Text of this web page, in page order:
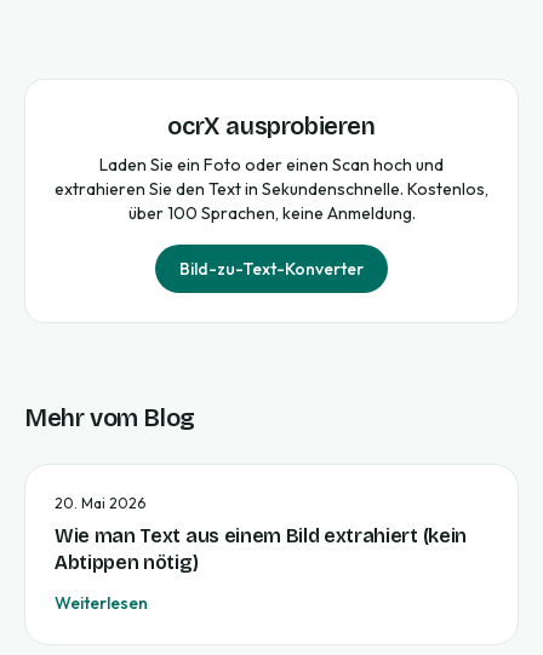
ocrX ausprobieren
Laden Sie ein Foto oder einen Scan hoch und
extrahieren Sie den Text in Sekundenschnelle. Kostenlos,
über 100 Sprachen, keine Anmeldung.
Bild-zu-Text-Konverter
Mehr vom Blog
20. Mai 2026
Wie man Text aus einem Bild extrahiert (kein
Abtippen nötig)
Weiterlesen